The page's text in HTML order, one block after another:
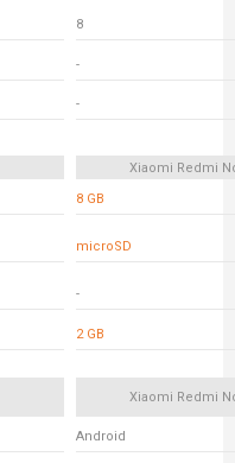
8
-
-
Xiaomi Redmi
8 GB
microSD
-
2 GB
Xiaomi Redmi
Android